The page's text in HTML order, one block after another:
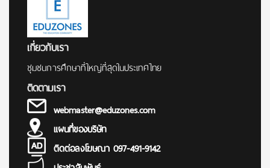
เกี่ยวกับเรา
ชุมชนการศึกษาที่ใหญ่ที่สุดในประเทศไทย
ติดตามเรา
webmaster@eduzones.com
แผนที่ของบริษัท
ติดต่อลงโฆษณา 097-491-9142